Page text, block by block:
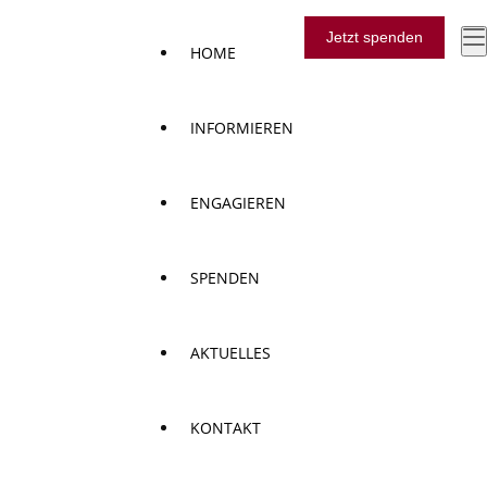
Jetzt spenden
HOME
INFORMIEREN
ENGAGIEREN
SPENDEN
AKTUELLES
KONTAKT